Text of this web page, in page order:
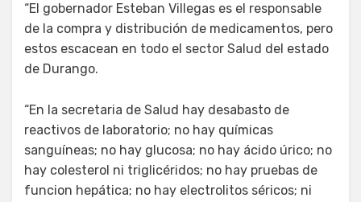
“El gobernador Esteban Villegas es el responsable
de la compra y distribución de medicamentos, pero
estos escacean en todo el sector Salud del estado
de Durango.
“En la secretaria de Salud hay desabasto de
reactivos de laboratorio; no hay químicas
sanguíneas; no hay glucosa; no hay ácido úrico; no
hay colesterol ni triglicéridos; no hay pruebas de
funcion hepática; no hay electrolitos séricos; ni